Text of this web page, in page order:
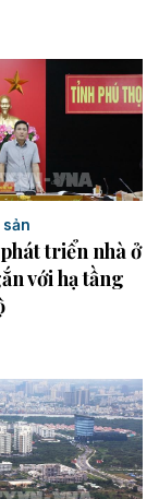
triển nhà ở
với hạ tầng